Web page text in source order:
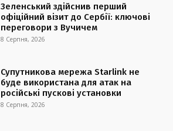
Зеленський здійснив перший
офіційний візит до Сербії: ключові
переговори з Вучичем
8 Серпня, 2026
Супутникова мережа Starlink не
буде використана для атак на
російські пускові установки
8 Серпня, 2026